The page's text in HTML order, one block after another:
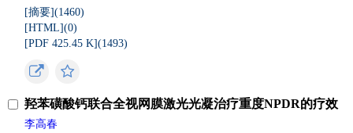
[摘要](1460)
[HTML](0)
[PDF 425.45 K](1493)
羟苯磺酸钙联合全视网膜激光光凝治疗重度NPDR的疗效
李高春